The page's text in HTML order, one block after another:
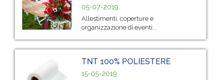
05-07-2019
Allestimenti, coperture e
organizzazione di eventi...
TNT 100% POLIESTERE
15-05-2019